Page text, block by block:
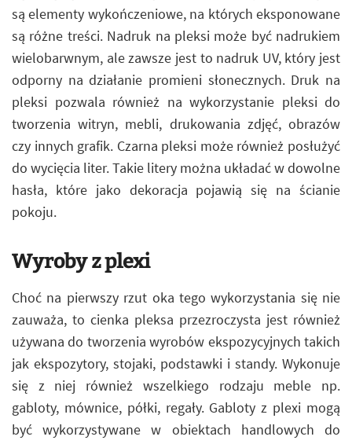
są elementy wykończeniowe, na których eksponowane
są różne treści. Nadruk na pleksi może być nadrukiem
wielobarwnym, ale zawsze jest to nadruk UV, który jest
odporny na działanie promieni słonecznych. Druk na
pleksi pozwala również na wykorzystanie pleksi do
tworzenia witryn, mebli, drukowania zdjęć, obrazów
czy innych grafik. Czarna pleksi może również posłużyć
do wycięcia liter. Takie litery można układać w dowolne
hasła, które jako dekoracja pojawią się na ścianie
pokoju.
Wyroby z plexi
Choć na pierwszy rzut oka tego wykorzystania się nie
zauważa, to cienka pleksa przezroczysta jest również
używana do tworzenia wyrobów ekspozycyjnych takich
jak ekspozytory, stojaki, podstawki i standy. Wykonuje
się z niej również wszelkiego rodzaju meble np.
gabloty, mównice, półki, regały. Gabloty z plexi mogą
być wykorzystywane w obiektach handlowych do